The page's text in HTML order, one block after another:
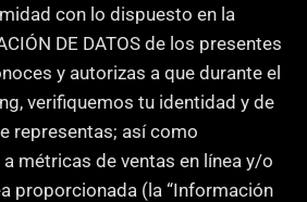
con lo dispuesto en la
DE DATOS de los presentes
y autorizas a que durante el
verifiquemos tu identidad y de
representas; así como
métricas de ventas en línea y/o
proporcionada (la “Información